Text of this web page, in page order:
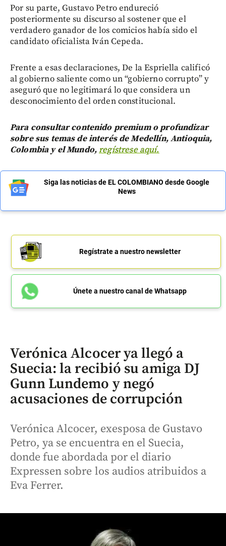
Por su parte, Gustavo Petro endureció
posteriormente su discurso al sostener que el
verdadero ganador de los comicios había sido el
candidato oficialista Iván Cepeda.
Frente a esas declaraciones, De la Espriella calificó
al gobierno saliente como un “gobierno corrupto” y
aseguró que no legitimará lo que considera un
desconocimiento del orden constitucional.
Para consultar contenido premium o profundizar
sobre sus temas de interés de Medellín, Antioquia,
Colombia y el Mundo,regístrese aquí.
Siga las noticias de EL COLOMBIANO desde Google
News
Regístrate a nuestro newsletter
Únete a nuestro canal de Whatsapp
Verónica Alcocer ya llegó a
Suecia: la recibió su amiga DJ
Gunn Lundemo y negó
acusaciones de corrupción
Verónica Alcocer, exesposa de Gustavo
Petro, ya se encuentra en el Suecia,
donde fue abordada por el diario
Expressen sobre los audios atribuidos a
Eva Ferrer.